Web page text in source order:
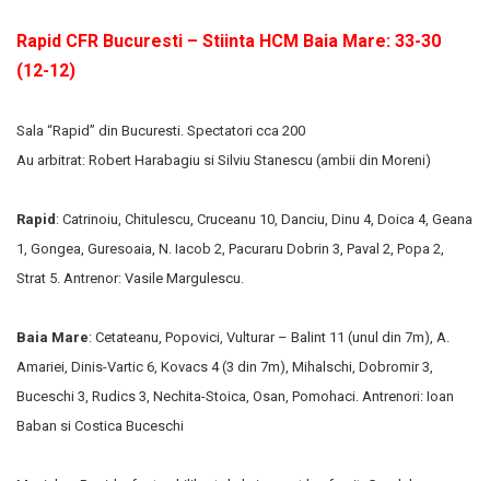
Rapid CFR Bucuresti – Stiinta HCM Baia Mare: 33-30
(12-12)
Sala “Rapid” din Bucuresti. Spectatori cca 200
Au arbitrat: Robert Harabagiu si Silviu Stanescu (ambii din Moreni)
Rapid : Catrinoiu, Chitulescu, Cruceanu 10, Danciu, Dinu 4, Doica 4, Geana
1, Gongea, Guresoaia, N. Iacob 2, Pacuraru Dobrin 3, Paval 2, Popa 2,
Strat 5. Antrenor: Vasile Margulescu.
Baia Mare: Cetateanu, Popovici, Vulturar – Balint 11 (unul din 7m), A.
Amariei, Dinis-Vartic 6, Kovacs 4 (3 din 7m), Mihalschi, Dobromir 3,
Buceschi 3, Rudics 3, Nechita-Stoica, Osan, Pomohaci. Antrenori: Ioan
Baban si Costica Buceschi